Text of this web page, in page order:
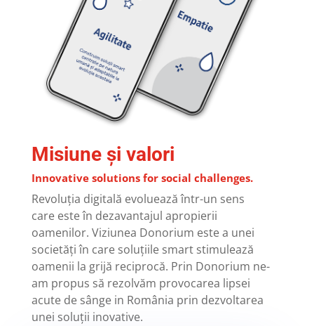
Misiune și valori
Innovative solutions for social challenges.
Revoluția digitală evoluează într-un sens
care este în dezavantajul apropierii
oamenilor. Viziunea Donorium este a unei
societăți în care soluțiile smart stimulează
oamenii la grijă reciprocă. Prin Donorium ne-
am propus să rezolvăm provocarea lipsei
acute de sânge in România prin dezvoltarea
unei soluții inovative.